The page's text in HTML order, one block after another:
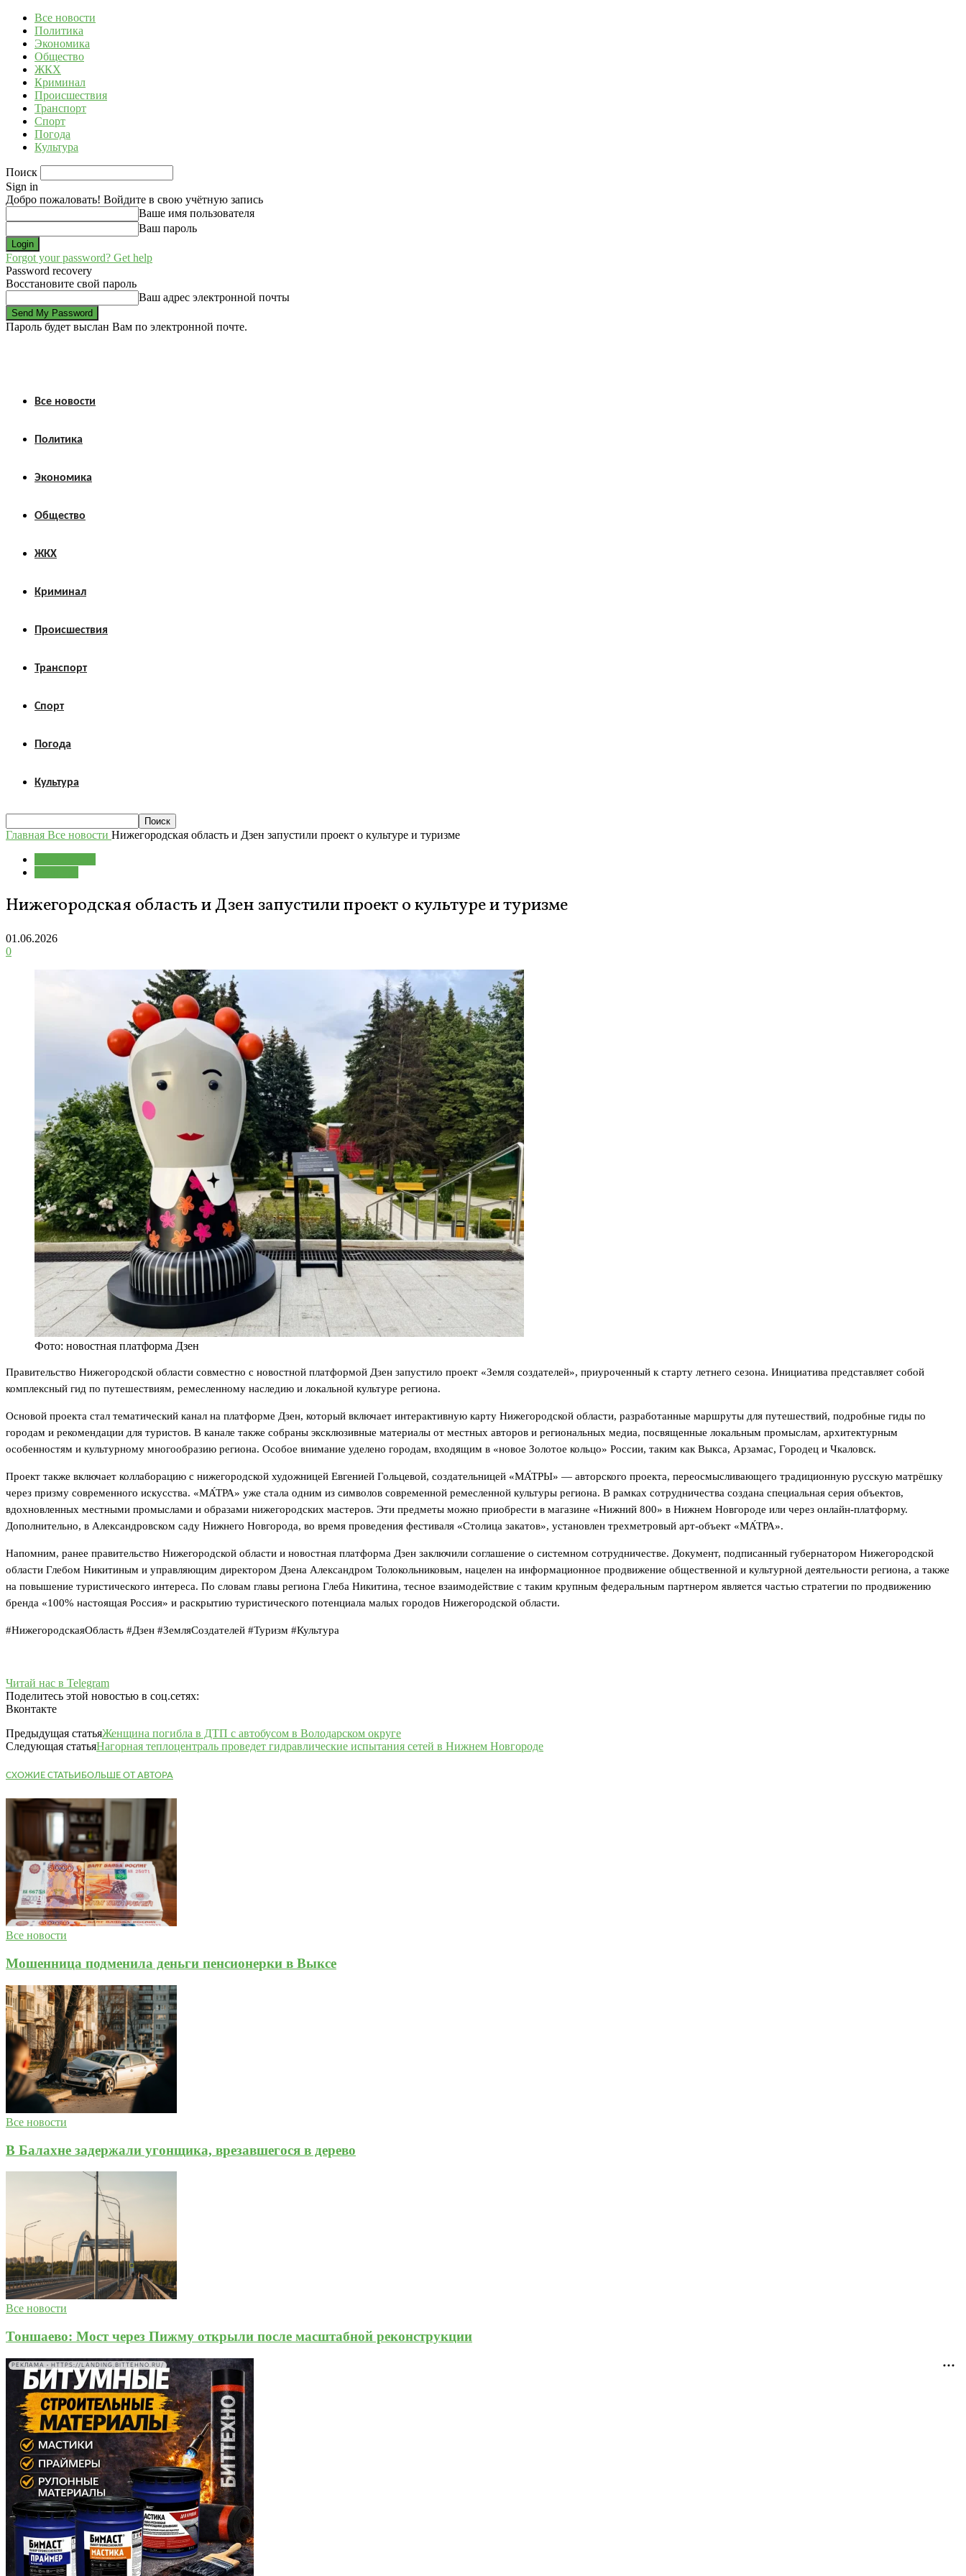
Все новости
Политика
Экономика
Общество
ЖКХ
Криминал
Происшествия
Транспорт
Спорт
Погода
Культура
Поиск
Sign in
Добро пожаловать! Войдите в свою учётную запись
Ваше имя пользователя
Ваш пароль
Forgot your password? Get help
Password recovery
Восстановите свой пароль
Ваш адрес электронной почты
Пароль будет выслан Вам по электронной почте.
Все новости
Политика
Экономика
Общество
ЖКХ
Криминал
Происшествия
Транспорт
Спорт
Погода
Культура
Главная Все новости Нижегородская область и Дзен запустили проект о культуре и туризме
Нижегородская область и Дзен запустили проект о культуре и туризме
01.06.2026
0
Фото: новостная платформа Дзен
Правительство Нижегородской области совместно с новостной платформой Дзен запустило проект «Земля создателей», приуроченный к старту летнего сезона. Инициатива представляет собой
комплексный гид по путешествиям, ремесленному наследию и локальной культуре региона.
Основой проекта стал тематический канал на платформе Дзен, который включает интерактивную карту Нижегородской области, разработанные маршруты для путешествий, подробные гиды по
городам и рекомендации для туристов. В канале также собраны эксклюзивные материалы от местных авторов и региональных медиа, посвященные локальным промыслам, архитектурным
особенностям и культурному многообразию региона. Особое внимание уделено городам, входящим в «новое Золотое кольцо» России, таким как Выкса, Арзамас, Городец и Чкаловск.
Проект также включает коллаборацию с нижегородской художницей Евгенией Гольцевой, создательницей «МА́ТРЫ» — авторского проекта, переосмысливающего традиционную русскую матрёшку
через призму современного искусства. «МА́ТРА» уже стала одним из символов современной ремесленной культуры региона. В рамках сотрудничества создана специальная серия объектов,
вдохновленных местными промыслами и образами нижегородских мастеров. Эти предметы можно приобрести в магазине «Нижний 800» в Нижнем Новгороде или через онлайн-платформу.
Дополнительно, в Александровском саду Нижнего Новгорода, во время проведения фестиваля «Столица закатов», установлен трехметровый арт-объект «МА́ТРА».
Напомним, ранее правительство Нижегородской области и новостная платформа Дзен заключили соглашение о системном сотрудничестве. Документ, подписанный губернатором Нижегородской
области Глебом Никитиным и управляющим директором Дзена Александром Толокольниковым, нацелен на информационное продвижение общественной и культурной деятельности региона, а также
на повышение туристического интереса. По словам главы региона Глеба Никитина, тесное взаимодействие с таким крупным федеральным партнером является частью стратегии по продвижению
бренда «100% настоящая Россия» и раскрытию туристического потенциала малых городов Нижегородской области.
#НижегородскаяОбласть #Дзен #ЗемляСоздателей #Туризм #Культура
Читай нас в Telegram
Поделитесь этой новостью в соц.сетях:
Вконтакте
Предыдущая статьяЖенщина погибла в ДТП с автобусом в Володарском округе
Следующая статьяНагорная теплоцентраль проведет гидравлические испытания сетей в Нижнем Новгороде
СХОЖИЕ СТАТЬИБОЛЬШЕ ОТ АВТОРА
Все новости
Мошенница подменила деньги пенсионерки в Выксе
Все новости
В Балахне задержали угонщика, врезавшегося в дерево
Все новости
Тоншаево: Мост через Пижму открыли после масштабной реконструкции
РЕКЛАМА • HTTPS://LANDING.BITTEHNO.RU/